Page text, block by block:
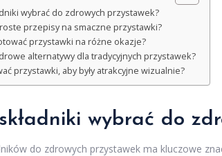
wybrać do zdrowych przystawek?
przepisy na smaczne przystawki?
przystawki na różne okazje?
alternatywy dla tradycyjnych przystawek?
przystawki, aby były atrakcyjne wizualnie?
wybrać do
do zdrowych przystawek ma kluczowe